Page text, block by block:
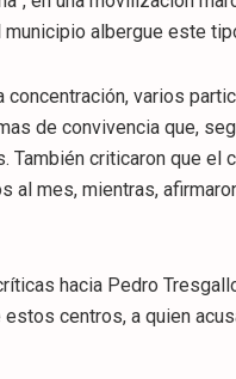
albergue este
concentración, varios
de convivencia que,
También criticaron que el
al mes, mientras,
hacia Pedro
centros, a quien